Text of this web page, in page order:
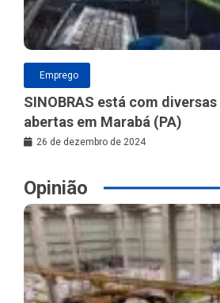
Emprego
SINOBRAS está com
abertas em Marabá (PA)
26 de dezembro de 2024
Opinião